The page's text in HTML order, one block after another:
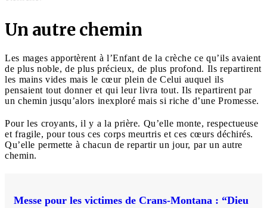
Un autre chemin
Les mages apportèrent à l’Enfant de la crèche ce qu’ils avaient
de plus noble, de plus précieux, de plus profond. Ils repartirent
les mains vides mais le cœur plein de Celui auquel ils
pensaient tout donner et qui leur livra tout. Ils repartirent par
un chemin jusqu’alors inexploré mais si riche d’une Promesse.
Pour les croyants, il y a la prière. Qu’elle monte, respectueuse
et fragile, pour tous ces corps meurtris et ces cœurs déchirés.
Qu’elle permette à chacun de repartir un jour, par un autre
chemin.
Messe pour les victimes de Crans-Montana : “Dieu